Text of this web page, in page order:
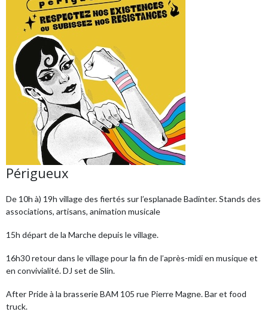
Périgueux
De 10h à) 19h village des fiertés sur l’esplanade Badinter. Stands des
associations, artisans, animation musicale
15h départ de la Marche depuis le village.
16h30 retour dans le village pour la fin de l’après-midi en musique et
en convivialité. DJ set de Slin.
After Pride à la brasserie BAM 105 rue Pierre Magne. Bar et food
truck.